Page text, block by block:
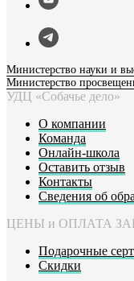
Министерство науки и
Министерство
УДЦ «Собачье дело»
О компании
Команда
Онлайн-школа
Оставить отзыв
Контакты
Сведения об
ЦЕНЫ и ОПЛАТА
Подарочные
Скидки